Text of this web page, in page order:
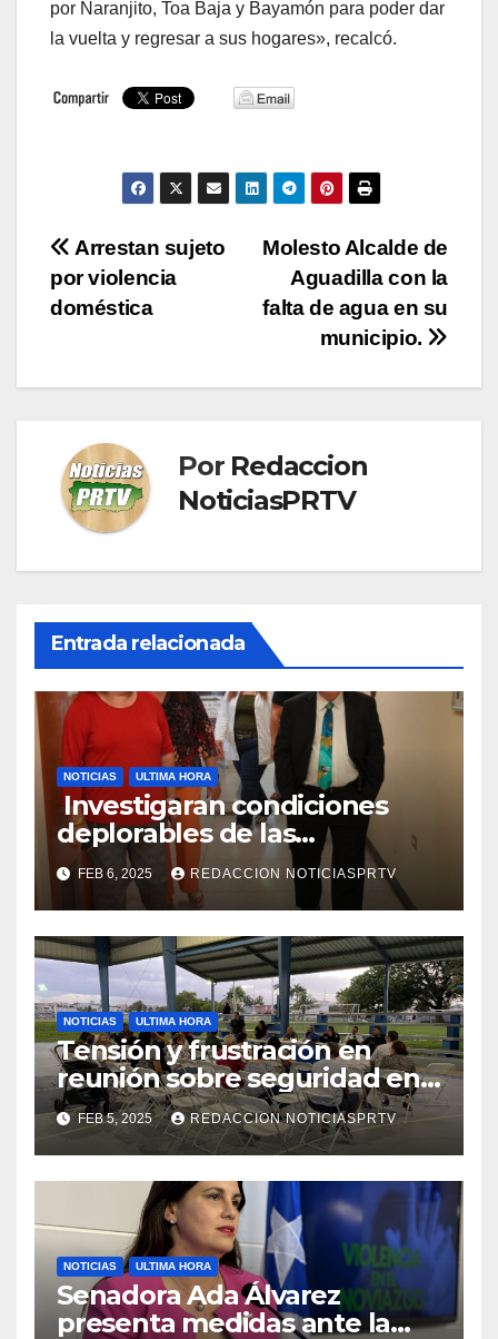
por Naranjito, Toa Baja y Bayamón para poder dar
la vuelta y regresar a sus hogares», recalcó.
Navegación
de
Molesto Alcalde de
Aguadilla con la
falta de agua en su
municipio.
Arrestan sujeto
por violencia
doméstica
Por Redaccion
NoticiasPRTV
Entrada relacionada
NOTICIAS ULTIMA HORA
Investigaran condiciones
deplorables de las
facilidades el Departamento
de la Salud en Mayagüez
FEB 6, 2025 REDACCION NOTICIASPRTV
NOTICIAS ULTIMA HORA
Tensión y frustración en
reunión sobre seguridad en
Reparto Metropolitano
FEB 5, 2025 REDACCION NOTICIASPRTV
NOTICIAS ULTIMA HORA
Senadora Ada Álvarez
presenta medidas ante la